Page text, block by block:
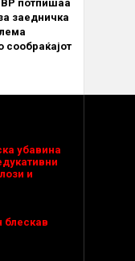
потпишаа
заедничка
сообраќајот
убавина
и
блескав